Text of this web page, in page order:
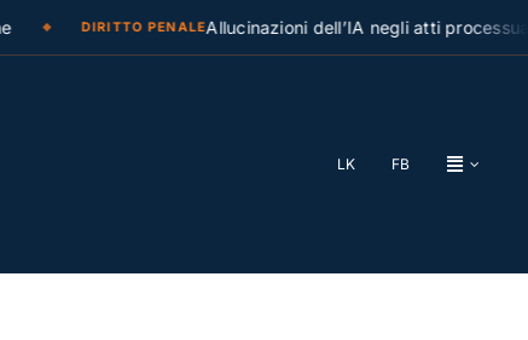
DIRITTO PENALEAllucinazioni dell’IA negli atti
LK FB